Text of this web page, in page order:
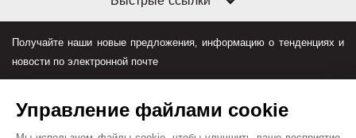
Получайте наши новые предложения, информацию о тенденциях и
новости по электронной почте
Управление файлами cookie